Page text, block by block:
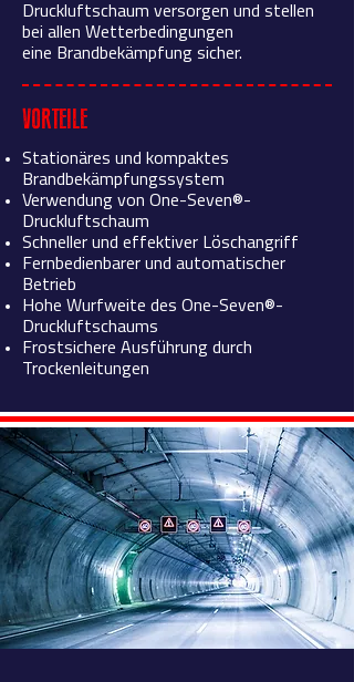
Druckluftschaum versorgen und stellen
bei allen Wetterbedingungen
eine Brandbekämpfung sicher.
VORTEILE
Stationäres und kompaktes
Brandbekämpfungssystem
Verwendung von One-Seven®-
Druckluftschaum
Schneller und effektiver Löschangriff
Fernbedienbarer und automatischer
Betrieb
Hohe Wurfweite des One-Seven®-
Druckluftschaums
Frostsichere Ausführung durch
Trockenleitungen